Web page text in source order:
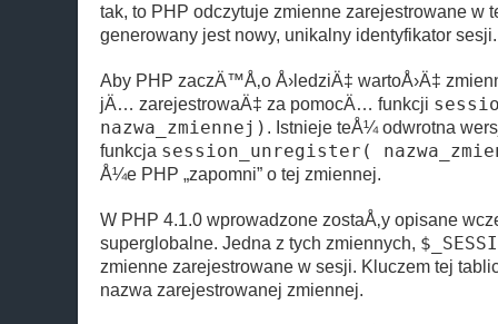
tak, to PHP odczytuje zmienne zarejestrowane w
generowany jest nowy, unikalny identyfikator sesji.
Aby PHP zaczÄ™Å‚o Å›ledziÄ‡ wartoÅ›Ä‡
jÄ… zarejestrowaÄ‡ za pomocÄ… funkcji
nazwa_zmiennej) . Istnieje teÅ¼ odwrotna
funkcja session_unregister(
Å¼e PHP „zapomni” o tej zmiennej.
W PHP 4.1.0 wprowadzone zostaÅ‚y opisane
superglobalne. Jedna z tych zmiennych,
zmienne zarejestrowane w sesji. Kluczem tej
nazwa zarejestrowanej zmiennej.